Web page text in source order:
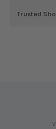
Trusted